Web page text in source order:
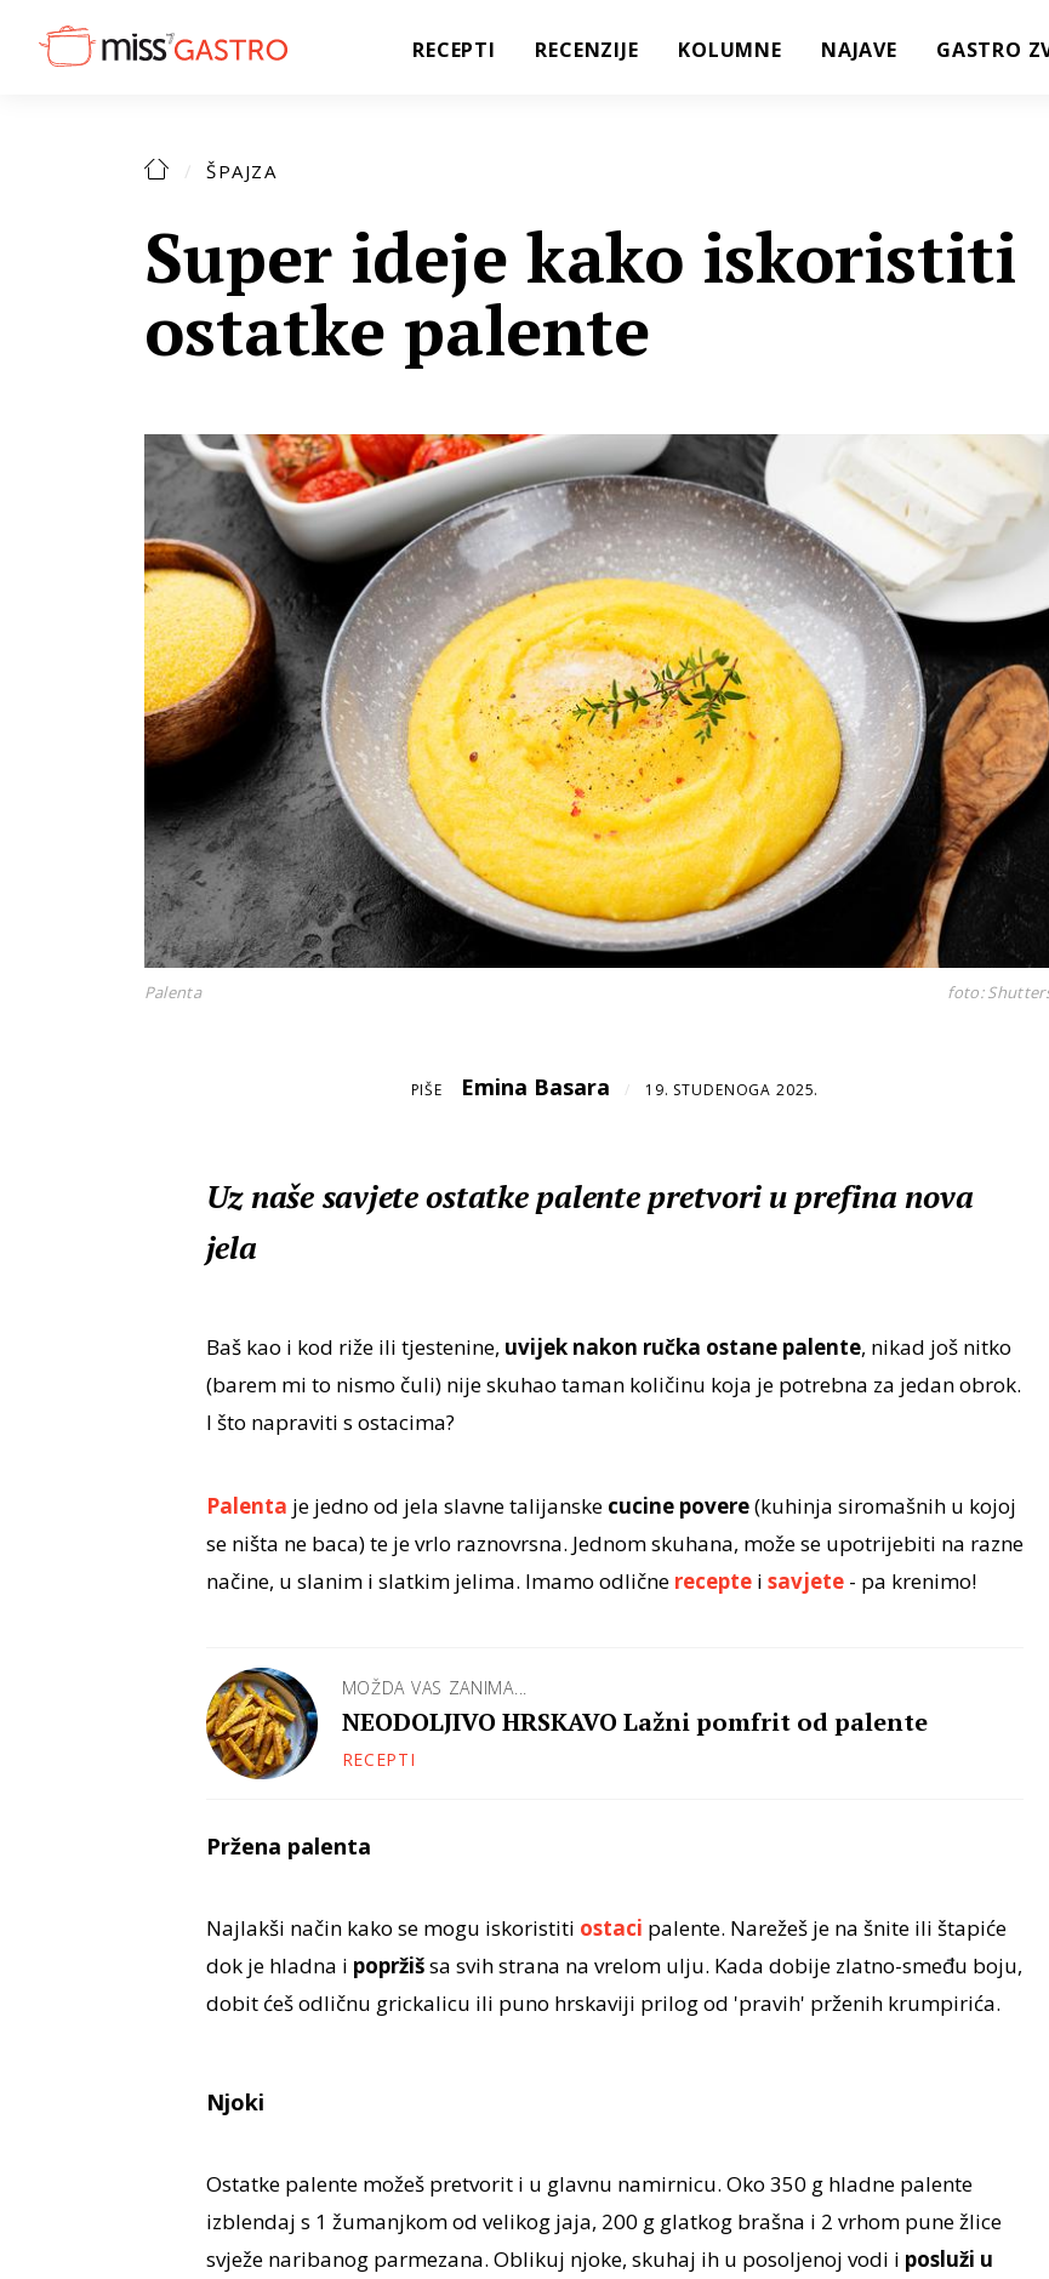
RECEPTI RECENZIJE KOLUMNE NAJAVE GASTRO
ŠPAJZA
Super ideje kako iskoristiti
ostatke palente
Palenta foto:
PIŠE Emina Basara / 19. STUDENOGA 2025.
Uz naše savjete ostatke palente pretvori u prefina nova
jela
Baš kao i kod riže ili tjestenine, uvijek nakon ručka ostane palente, nikad još nitko
(barem mi to nismo čuli) nije skuhao taman količinu koja je potrebna za jedan obrok.
I što napraviti s ostacima?
Palenta je jedno od jela slavne talijanskecucine povere(kuhinja siromašnih u kojoj
se ništa ne baca) te je vrlo raznovrsna. Jednom skuhana, može se upotrijebiti na razne
načine, u slanim i slatkim jelima. Imamo odlične receptei savjete- pa krenimo!
MOŽDA VAS ZANIMA...
NEODOLJIVO HRSKAVO Lažni pomfrit od palente
RECEPTI
Pržena palenta
Najlakši način kako se mogu iskoristiti ostaci palente. Narežeš je na šnite ili štapiće
dok je hladna i popržišsa svih strana na vrelom ulju. Kada dobije zlatno-smeđu boju,
dobit ćeš odličnu grickalicu ili puno hrskaviji prilog od 'pravih' prženih krumpirića.
Njoki
Ostatke palente možeš pretvorit i u glavnu namirnicu. Oko 350 g hladne palente
izblendaj s 1 žumanjkom od velikog jaja, 200 g glatkog brašna i 2 vrhom pune žlice
svježe naribanog parmezana. Oblikuj njoke, skuhaj ih u posoljenoj vodi i posluži u